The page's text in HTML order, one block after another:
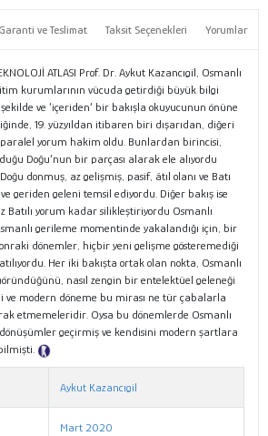
Garanti ve Teslimat Taksit Seçenekleri Yorumlar
ATLASI Prof. Dr. Aykut Kazancıgil, Osmanlı
kurumlarının vücuda getirdiği büyük bilgi
ve ‘içeriden’ bir bakışla okuyucunun önüne
19. yüzyıldan itibaren biri dışarıdan, diğeri
yorum hakim oldu. Bunlardan birincisi,
Doğu’nun bir parçası alarak ele alıyordu
Doğu donmuş, az gelişmiş, pasif, âtıl olanı ve Batı
geriden geleni temsil ediyordu. Diğer bakış ise
Batılı yorum kadar silikleştiriyordu Osmanlı
gerileme momentinde yakalandığı için, bir
dönemler, hiçbir yeni gelişme gösteremediği
Her iki bakışta ortak olan nokta, Osmanlı
nasıl zengin bir entelektüel geleneği
ve modern döneme bu mirası ne tür çabalarla
etmemeleridir. Oysa bu dönemlerde Osmanlı
geçirmiş ve kendisini modern şartlara
Aykut Kazancıgil
Mart 2020